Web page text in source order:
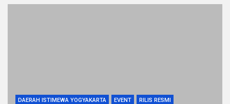
DAERAH ISTIMEWA YOGYAKARTA EVENT RILIS RESMI